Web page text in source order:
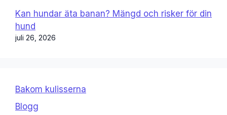
Kan hundar äta banan? Mängd och risker för din
hund
juli 26, 2026
Bakom kulisserna
Blogg